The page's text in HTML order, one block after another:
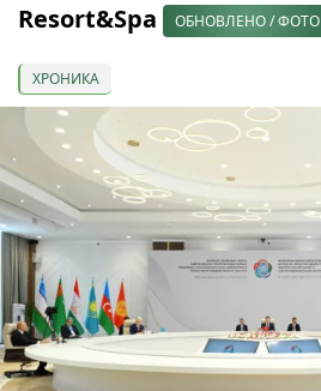
Resort&Spa
ОБНОВЛЕНО / ФОТО
ХРОНИКА